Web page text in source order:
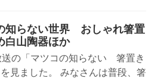
知らない世界 おしゃれ箸置
白山陶器ほか
送の「マツコの知らない 箸置き
見ました。 みなさんは普段、箸